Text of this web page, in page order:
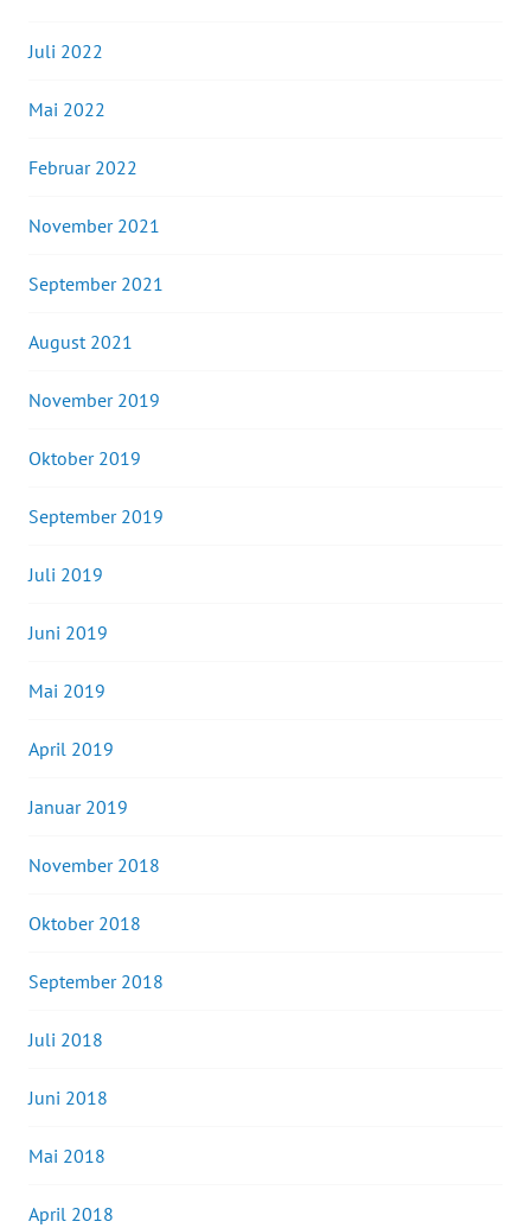
Juli 2022
Mai 2022
Februar 2022
November 2021
September 2021
August 2021
November 2019
Oktober 2019
September 2019
Juli 2019
Juni 2019
Mai 2019
April 2019
Januar 2019
November 2018
Oktober 2018
September 2018
Juli 2018
Juni 2018
Mai 2018
April 2018